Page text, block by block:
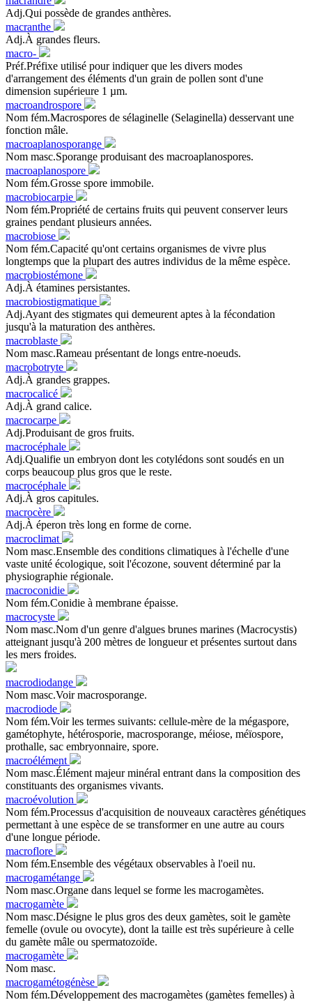
Adj.Qui possède de grandes anthères.
macranthe
Adj.À grandes fleurs.
macro-
Préf.Préfixe utilisé pour indiquer que les divers modes
d'arrangement des éléments d'un grain de pollen sont d'une
dimension supérieure 1 µm.
macroandrospore
Nom fém.Macrospores de sélaginelle (Selaginella) desservant une
fonction mâle.
macroaplanosporange
Nom masc.Sporange produisant des macroaplanospores.
macroaplanospore
Nom fém.Grosse spore immobile.
macrobiocarpie
Nom fém.Propriété de certains fruits qui peuvent conserver leurs
graines pendant plusieurs années.
macrobiose
Nom fém.Capacité qu'ont certains organismes de vivre plus
longtemps que la plupart des autres individus de la même espèce.
macrobiostémone
Adj.À étamines persistantes.
macrobiostigmatique
Adj.Ayant des stigmates qui demeurent aptes à la fécondation
jusqu'à la maturation des anthères.
macroblaste
Nom masc.Rameau présentant de longs entre-noeuds.
macrobotryte
Adj.À grandes grappes.
macrocalicé
Adj.À grand calice.
macrocarpe
Adj.Produisant de gros fruits.
macrocéphale
Adj.Qualifie un embryon dont les cotylédons sont soudés en un
corps beaucoup plus gros que le reste.
macrocéphale
Adj.À gros capitules.
macrocère
Adj.À éperon très long en forme de corne.
macroclimat
Nom masc.Ensemble des conditions climatiques à l'échelle d'une
vaste unité écologique, soit l'écozone, souvent déterminé par la
physiographie régionale.
macroconidie
Nom fém.Conidie à membrane épaisse.
macrocyste
Nom masc.Nom d'un genre d'algues brunes marines (Macrocystis)
atteignant jusqu'à 200 mètres de longueur et présentes surtout dans
les mers froides.
macrodiodange
Nom masc.Voir macrosporange.
macrodiode
Nom fém.Voir les termes suivants: cellule-mère de la mégaspore,
gamétophyte, hétérosporie, macrosporange, méiose, méïospore,
prothalle, sac embryonnaire, spore.
macroélément
Nom masc.Élément majeur minéral entrant dans la composition des
constituants des organismes vivants.
macroévolution
Nom fém.Processus d'acquisition de nouveaux caractères génétiques
permettant à une espèce de se transformer en une autre au cours
d'une longue période.
macroflore
Nom fém.Ensemble des végétaux observables à l'oeil nu.
macrogamétange
Nom masc.Organe dans lequel se forme les macrogamètes.
macrogamète
Nom masc.Désigne le plus gros des deux gamètes, soit le gamète
femelle (ovule ou ovocyte), dont la taille est très supérieure à celle
du gamète mâle ou spermatozoïde.
macrogamète
Nom masc.
macrogamétogénèse
Nom fém.Développement des macrogamètes (gamètes femelles) à